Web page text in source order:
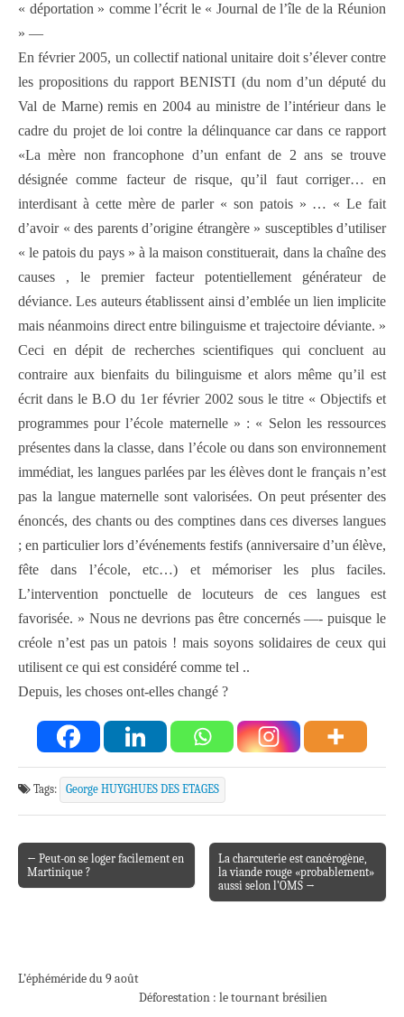
« déportation » comme l’écrit le « Journal de l’île de la Réunion
» —
En février 2005, un collectif national unitaire doit s’élever contre
les propositions du rapport BENISTI (du nom d’un député du
Val de Marne) remis en 2004 au ministre de l’intérieur dans le
cadre du projet de loi contre la délinquance car dans ce rapport
«La mère non francophone d’un enfant de 2 ans se trouve
désignée comme facteur de risque, qu’il faut corriger… en
interdisant à cette mère de parler « son patois » … « Le fait
d’avoir « des parents d’origine étrangère » susceptibles d’utiliser
« le patois du pays » à la maison constituerait, dans la chaîne des
causes , le premier facteur potentiellement générateur de
déviance. Les auteurs établissent ainsi d’emblée un lien implicite
mais néanmoins direct entre bilinguisme et trajectoire déviante. »
Ceci en dépit de recherches scientifiques qui concluent au
contraire aux bienfaits du bilinguisme et alors même qu’il est
écrit dans le B.O du 1er février 2002 sous le titre « Objectifs et
programmes pour l’école maternelle » : « Selon les ressources
présentes dans la classe, dans l’école ou dans son environnement
immédiat, les langues parlées par les élèves dont le français n’est
pas la langue maternelle sont valorisées. On peut présenter des
énoncés, des chants ou des comptines dans ces diverses langues
; en particulier lors d’événements festifs (anniversaire d’un élève,
fête dans l’école, etc…) et mémoriser les plus faciles.
L’intervention ponctuelle de locuteurs de ces langues est
favorisée. » Nous ne devrions pas être concernés —- puisque le
créole n’est pas un patois ! mais soyons solidaires de ceux qui
utilisent ce qui est considéré comme tel ..
Depuis, les choses ont-elles changé ?
Tags: George HUYGHUES DES ETAGES
Post navigation
← Peut-on se loger facilement en
Martinique ?
La charcuterie est cancérogène,
la viande rouge «probablement»
aussi selon l’OMS →
L’éphéméride du 9 août
Déforestation : le tournant brésilien